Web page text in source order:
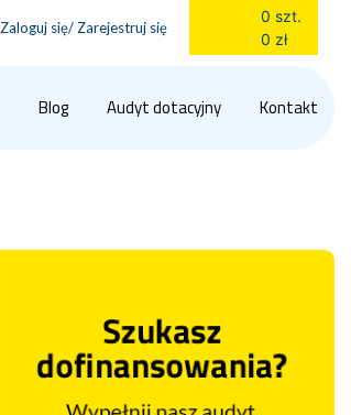
Zaloguj się/ Zarejestruj się
0 szt.
0 zł
Blog Audyt dotacyjny Kontakt